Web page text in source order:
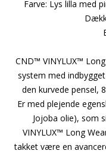
Farve: Lys lilla med
CND™ VINYLUX™
system med
den kurvede pensel,
Er med plejende
Jojoba olie), som
VINYLUX™ Long
takket være en